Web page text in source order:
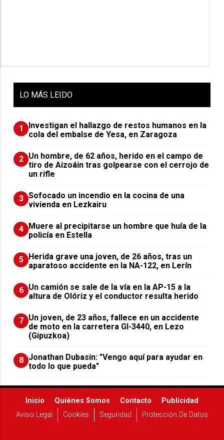
LO MÁS LEIDO
1
Investigan el hallazgo de restos humanos en la
cola del embalse de Yesa, en Zaragoza
2 Un hombre, de 62 años, herido en el campo de
tiro de Aizoáin tras golpearse con el cerrojo de
un rifle
3 Sofocado un incendio en la cocina de una
vivienda en Lezkairu
4 Muere al precipitarse un hombre que huía de la
policía en Estella
5 Herida grave una joven, de 26 años, tras un
aparatoso accidente en la NA-122, en Lerín
6 Un camión se sale de la vía en la AP-15 a la
altura de Olóriz y el conductor resulta herido
7 Un joven, de 23 años, fallece en un accidente
de moto en la carretera GI-3440, en Lezo
(Gipuzkoa)
8 Jonathan Dubasin: "Vengo aquí para ayudar en
todo lo que pueda"
Inicio Quiénes Somos Contacto
Publicidad
Aviso Legal
Cookies Seguridad Protección De Datos